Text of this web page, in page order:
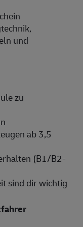
und
zu
ab 3,5
(B1/B2-
sind dir wichtig